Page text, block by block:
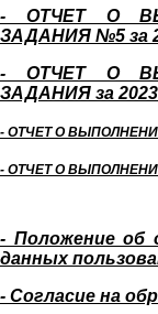
- ОТЧЕТ О
ЗАДАНИЯ №5 за
- ОТЧЕТ О
ЗАДАНИЯ за
- ОТЧЕТ О
- ОТЧЕТ О
- Положение об
данных
- Согласие на